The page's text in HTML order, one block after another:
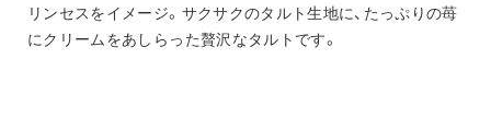
リンセスをイメージ。サクサクのタルト生地に、たっぷりの苺
にクリームをあしらった贅沢なタルトです。